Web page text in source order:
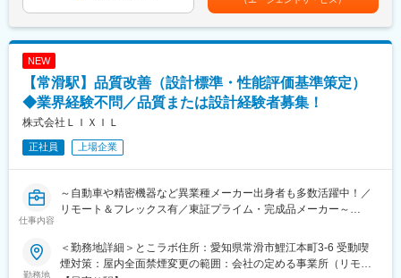
ラーメンや餃子の冷凍自販機「ど冷えもん」や、全温度帯・形状
ニークかつ将来のニーズ応える製品で業界をリードする冷凍・冷
いく中、長期的なニーズ増が見込まれます。東南アジア等、海外
にも積極展開しています。
くのお客様のご要望に応えるべく組織体制の強化を進めていま
ことができます。
◇監視システムの提案／設計／現地調整まで行いますので、とて
もやりがいがある業務です。
す。
■組織構成：
50代です。）が所属
NEW
【常滑駅】品質改善（設計標準・性能評価基準策定）
◆業界経験不問／品質または設計経験者募集！
株式会社ＬＩＸＩＬ
正社員 上場企業
仕事内容
～自動車や精密機器など異業種メーカー出身者も多数活躍中！／
リモート＆フレックス有／東証プライム・完成品メーカー～
■業務内容：
入社後は、標準推進グループの一員として、トイレ、水栓、浴室
などの当社水まわり製品のモノづくりプロセス(企画⇒設計⇒検証
勤務地
＜勤務地詳細＞とこラボ住所：愛知県常滑市鯉江本町3-6 受動喫
煙対策：屋内全面禁煙変更の範囲：会社の定める事業所（リモー